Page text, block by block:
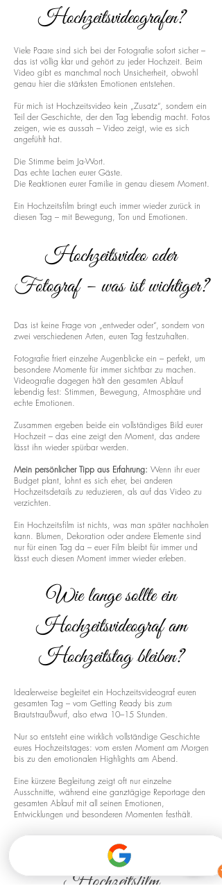
Hochzeitsvideografen?
Viele Paare sind sich bei der Fotografie sofort sicher –
das ist völlig klar und gehört zu jeder Hochzeit. Beim
Video gibt es manchmal noch Unsicherheit, obwohl
genau hier die stärksten Emotionen entstehen.
Für mich ist Hochzeitsvideo kein „Zusatz“, sondern ein
Teil der Geschichte, der den Tag lebendig macht. Fotos
zeigen, wie es aussah – Video zeigt, wie es sich
angefühlt hat.
Die Stimme beim Ja-Wort.
Das echte Lachen eurer Gäste.
Die Reaktionen eurer Familie in genau diesem Moment.
Ein Hochzeitsfilm bringt euch immer wieder zurück in
diesen Tag – mit Bewegung, Ton und Emotionen.
Hochzeitsvideo oder
Fotograf – was ist wichtiger?
Das ist keine Frage von „entweder oder“, sondern von
zwei verschiedenen Arten, euren Tag festzuhalten.
Fotografie friert einzelne Augenblicke ein – perfekt, um
besondere Momente für immer sichtbar zu machen.
Videografie dagegen hält den gesamten Ablauf
lebendig fest: Stimmen, Bewegung, Atmosphäre und
echte Emotionen.
Zusammen ergeben beide ein vollständiges Bild eurer
Hochzeit – das eine zeigt den Moment, das andere
lässt ihn wieder spürbar werden.
Mein persönlicher Tipp aus Erfahrung: Wenn ihr euer
Budget plant, lohnt es sich eher, bei anderen
Hochzeitsdetails zu reduzieren, als auf das Video zu
verzichten.
Ein Hochzeitsfilm ist nichts, was man später nachholen
kann. Blumen, Dekoration oder andere Elemente sind
nur für einen Tag da – euer Film bleibt für immer und
lässt euch diesen Moment immer wieder erleben.
Wie lange sollte ein
Hochzeitsvideograf am
Hochzeitstag bleiben?
Idealerweise begleitet ein Hochzeitsvideograf euren
gesamten Tag – vom Getting Ready bis zum
Brautstraußwurf, also etwa 10–15 Stunden.
Nur so entsteht eine wirklich vollständige Geschichte
eures Hochzeitstages: vom ersten Moment am Morgen
bis zu den emotionalen Highlights am Abend.
Eine kürzere Begleitung zeigt oft nur einzelne
Ausschnitte, während eine ganztägige Reportage den
gesamten Ablauf mit all seinen Emotionen,
Entwicklungen und besonderen Momenten festhält.
Drohnenaufnahmen für euren